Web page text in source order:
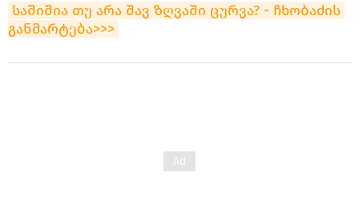
საშიშია თუ არა შავ ზღვაში ცურვა? - ჩხობაძის
განმარტება>>>